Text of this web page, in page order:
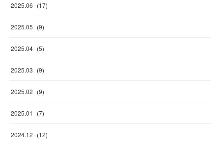
2025.06 (17)
2025.05 (9)
2025.04 (5)
2025.03 (9)
2025.02 (9)
2025.01 (7)
2024.12 (12)